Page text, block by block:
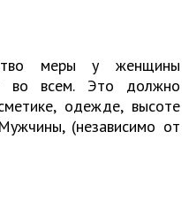
меры у женщины
во всем. Это должно
одежде, высоте
(независимо от